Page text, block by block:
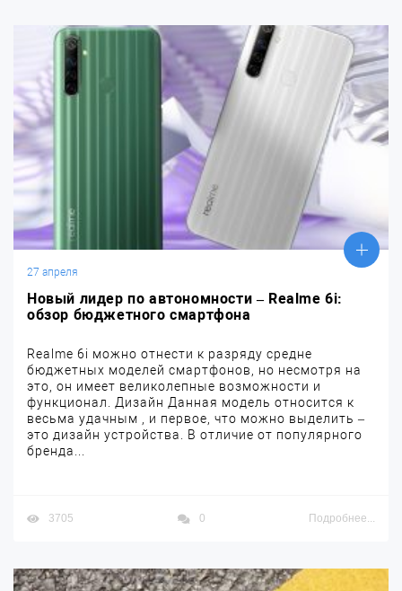
27 апреля
Новый лидер по автономности – Realme 6i:
обзор бюджетного смартфона
Realme 6i можно отнести к разряду средне
бюджетных моделей смартфонов, но несмотря на
это, он имеет великолепные возможности и
функционал. Дизайн Данная модель относится к
весьма удачным , и первое, что можно выделить –
это дизайн устройства. В отличие от популярного
бренда...
3705 0 Подробнее...